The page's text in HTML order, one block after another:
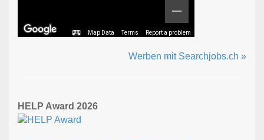
Map Data Terms Report a problem
Werben mit Searchjobs.ch »
HELP Award 2026